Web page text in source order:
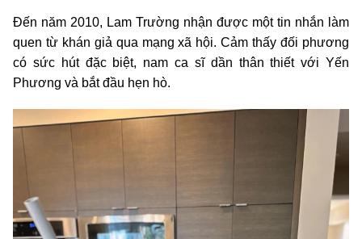
Đến năm 2010, Lam Trường nhận được một tin nhắn làm
quen từ khán giả qua mạng xã hội. Cảm thấy đối phương
có sức hút đặc biệt, nam ca sĩ dần thân thiết với Yến
Phương và bắt đầu hẹn hò.